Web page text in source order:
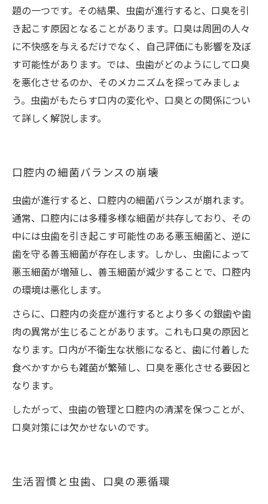
題の一つです。その結果、虫歯が進行すると、口臭を引
き起こす原因となることがあります。口臭は周囲の人々
に不快感を与えるだけでなく、自己評価にも影響を及ぼ
す可能性があります。では、虫歯がどのようにして口臭
を悪化させるのか、そのメカニズムを探ってみましょ
う。虫歯がもたらす口内の変化や、口臭との関係につい
て詳しく解説します。
口腔内の細菌バランスの崩壊
虫歯が進行すると、口腔内の細菌バランスが崩れます。
通常、口腔内には多種多様な細菌が共存しており、その
中には虫歯を引き起こす可能性のある悪玉細菌と、逆に
歯を守る善玉細菌が存在します。しかし、虫歯によって
悪玉細菌が増殖し、善玉細菌が減少することで、口腔内
の環境は悪化します。
さらに、口腔内の炎症が進行するとより多くの銀歯や歯
肉の異常が生じることがあります。これも口臭の原因と
なります。口内が不衛生な状態になると、歯に付着した
食べかすからも雑菌が繁殖し、口臭を悪化させる要因と
なります。
したがって、虫歯の管理と口腔内の清潔を保つことが、
口臭対策には欠かせないのです。
生活習慣と虫歯、口臭の悪循環